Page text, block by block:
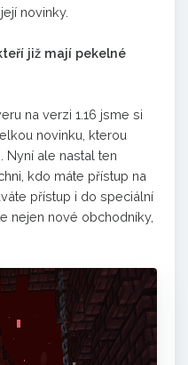
novinky.
již mají pekelné
na verzi 1.16 jsme si
novinku, kterou
Nyní ale nastal ten
kdo máte přístup na
přístup i do speciální
nejen nové obchodníky,